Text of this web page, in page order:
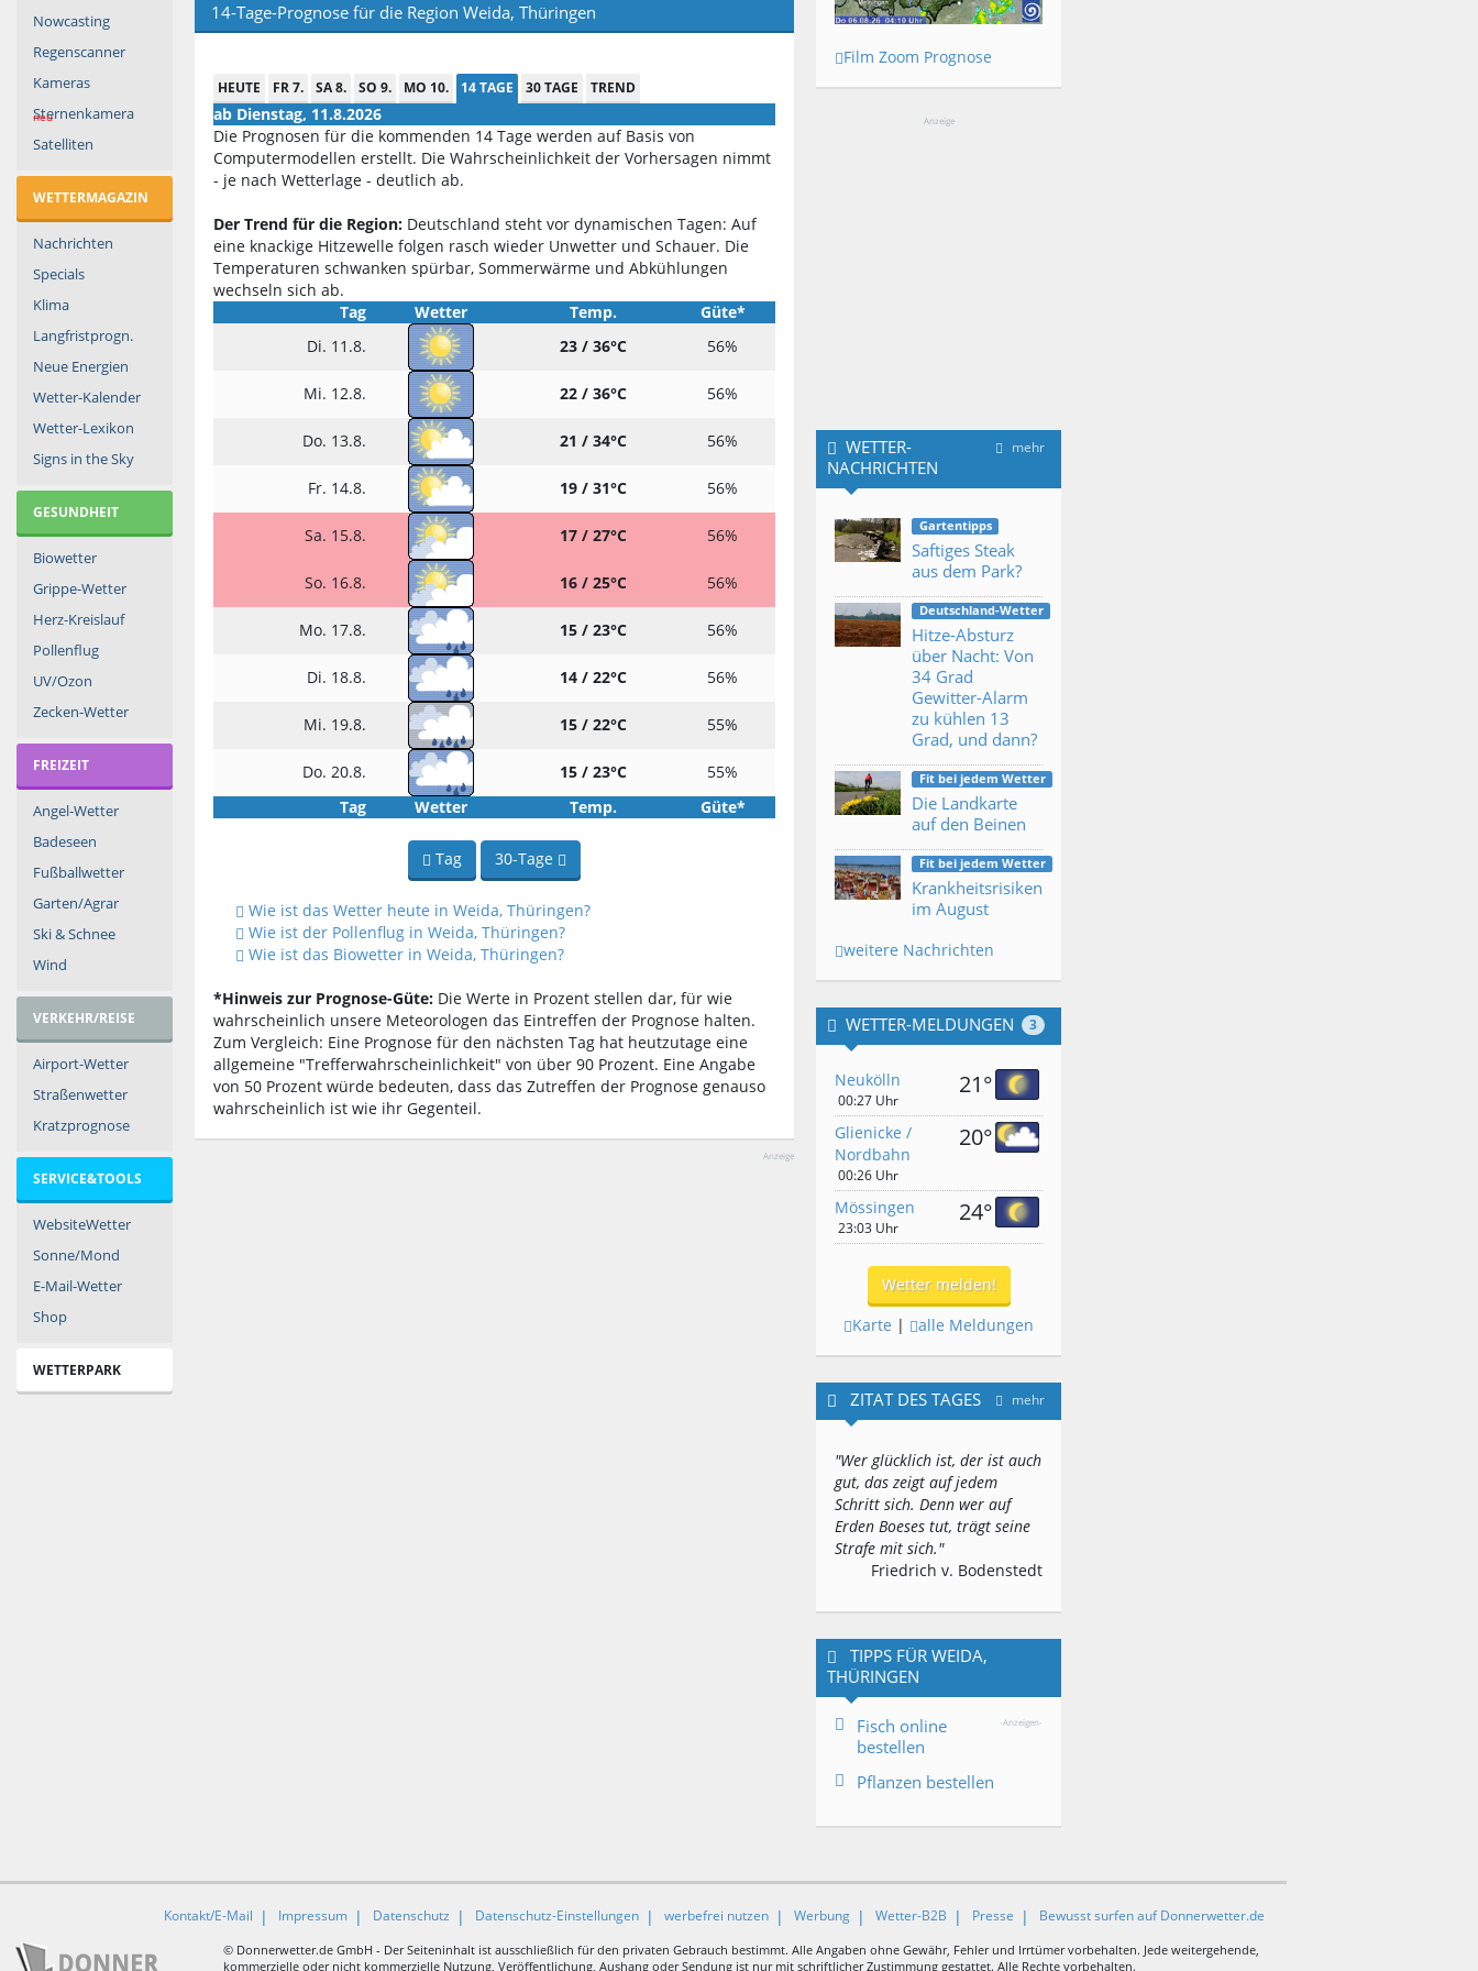
Nowcasting
Regenscanner
Kameras
Sternenkamera
neu
Satelliten
WETTERMAGAZIN
Nachrichten
Specials
Klima
Langfristprogn.
Neue Energien
Wetter-Kalender
Wetter-Lexikon
Signs in the Sky
GESUNDHEIT
Biowetter
Grippe-Wetter
Herz-Kreislauf
Pollenflug
UV/Ozon
Zecken-Wetter
FREIZEIT
Angel-Wetter
Badeseen
Fußballwetter
Garten/Agrar
Ski & Schnee
Wind
VERKEHR/REISE
Airport-Wetter
Straßenwetter
Kratzprognose
SERVICE&TOOLS
WebsiteWetter
Sonne/Mond
E-Mail-Wetter
Shop
WETTERPARK
14-Tage-Prognose für die Region Weida, Thüringen
HEUTE FR 7. SA 8. SO 9. MO 10. 14 TAGE 30 TAGE TREND
ab Dienstag, 11.8.2026
Die Prognosen für die kommenden 14 Tage werden auf Basis von
Computermodellen erstellt. Die Wahrscheinlichkeit der Vorhersagen nimmt
- je nach Wetterlage - deutlich ab.
Der Trend für die Region:Deutschland steht vor dynamischen Tagen: Auf
eine knackige Hitzewelle folgen rasch wieder Unwetter und Schauer. Die
Temperaturen schwanken spürbar, Sommerwärme und Abkühlungen
wechseln sich ab.
Tag
Wetter Temp.
Güte*
Di. 11.8.
23 / 36°C 56%
Mi. 12.8. 22 / 36°C 56%
Do. 13.8. 21 / 34°C 56%
Fr. 14.8. 19 / 31°C 56%
Sa. 15.8. 17 / 27°C 56%
So. 16.8. 16 / 25°C 56%
Mo. 17.8. 15 / 23°C 56%
Di. 18.8. 14 / 22°C 56%
Mi. 19.8. 15 / 22°C 55%
Do. 20.8. 15 / 23°C
55%
Tag
Wetter Temp. Güte*
Tag 30-Tage
Wie ist das Wetter heute in Weida, Thüringen?
Wie ist der Pollenflug in Weida, Thüringen?
Wie ist das Biowetter in Weida, Thüringen?
*Hinweis zur Prognose-Güte:Die Werte in Prozent stellen dar, für wie
wahrscheinlich unsere Meteorologen das Eintreffen der Prognose halten.
Zum Vergleich: Eine Prognose für den nächsten Tag hat heutzutage eine
allgemeine "Trefferwahrscheinlichkeit" von über 90 Prozent. Eine Angabe
von 50 Prozent würde bedeuten, dass das Zutreffen der Prognose genauso
wahrscheinlich ist wie ihr Gegenteil.
Anzeige
Film Zoom Prognose
Anzeige
mehr
WETTER-
NACHRICHTEN
Gartentipps
Saftiges Steak
aus dem Park?
Deutschland-Wetter
Hitze-Absturz
über Nacht: Von
34 Grad
Gewitter-Alarm
zu kühlen 13
Grad, und dann?
Fit bei jedem Wetter
Die Landkarte
auf den Beinen
Fit bei jedem Wetter
Krankheitsrisiken
im August
weitere Nachrichten
3
WETTER-MELDUNGEN
Neukölln
00:27 Uhr
21°
Glienicke /
Nordbahn
00:26 Uhr
20°
Mössingen
23:03 Uhr
24°
Wetter melden!
Karte | alle Meldungen
mehr
ZITAT DES TAGES
"Wer glücklich ist, der ist auch
gut, das zeigt auf jedem
Schritt sich. Denn wer auf
Erden Boeses tut, trägt seine
Strafe mit sich."
Friedrich v. Bodenstedt
TIPPS FÜR WEIDA,
THÜRINGEN
-Anzeigen-
Fisch online
bestellen
Pflanzen bestellen
Kontakt/E-Mail Impressum Datenschutz Datenschutz-Einstellungen werbefrei nutzen Werbung Wetter-B2B Presse Bewusst surfen auf Donnerwetter.de
© Donnerwetter.de GmbH - Der Seiteninhalt ist ausschließlich für den privaten Gebrauch bestimmt. Alle Angaben ohne Gewähr, Fehler und Irrtümer vorbehalten. Jede weitergehende,
kommerzielle oder nicht kommerzielle Nutzung, Veröffentlichung, Aushang oder Sendung ist nur mit schriftlicher Zustimmung gestattet. Alle Rechte vorbehalten.